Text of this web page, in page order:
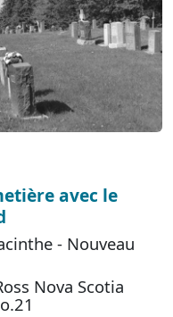
avec le
- Nouveau
Nova Scotia